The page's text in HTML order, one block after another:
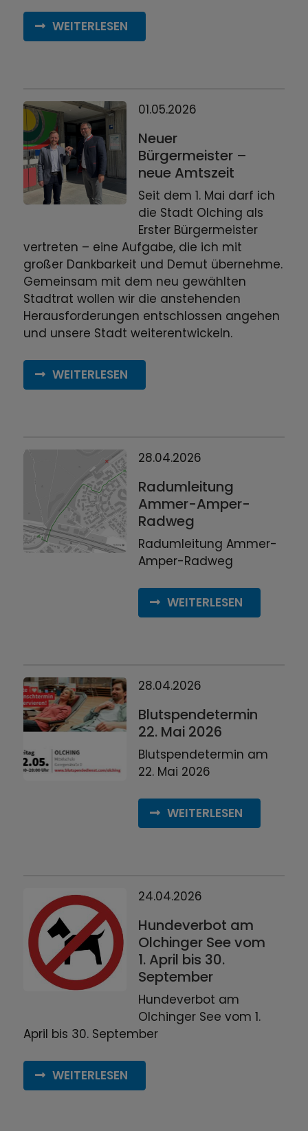
WEITERLESEN
01.05.2026
Neuer
Bürgermeister –
neue Amtszeit
Seit dem 1. Mai darf ich
die Stadt Olching als
Erster Bürgermeister
vertreten – eine Aufgabe, die ich mit
großer Dankbarkeit und Demut übernehme.
Gemeinsam mit dem neu gewählten
Stadtrat wollen wir die anstehenden
Herausforderungen entschlossen angehen
und unsere Stadt weiterentwickeln.
WEITERLESEN
28.04.2026
Radumleitung
Ammer-Amper-
Radweg
Radumleitung Ammer-
Amper-Radweg
WEITERLESEN
28.04.2026
Blutspendetermin
22. Mai 2026
Blutspendetermin am
22. Mai 2026
WEITERLESEN
24.04.2026
Hundeverbot am
Olchinger See vom
1. April bis 30.
September
Hundeverbot am
Olchinger See vom 1.
April bis 30. September
WEITERLESEN